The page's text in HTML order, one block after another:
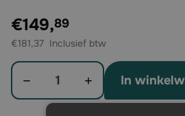
Exclusief btw:
€149,89
€181,37
Aantal
In